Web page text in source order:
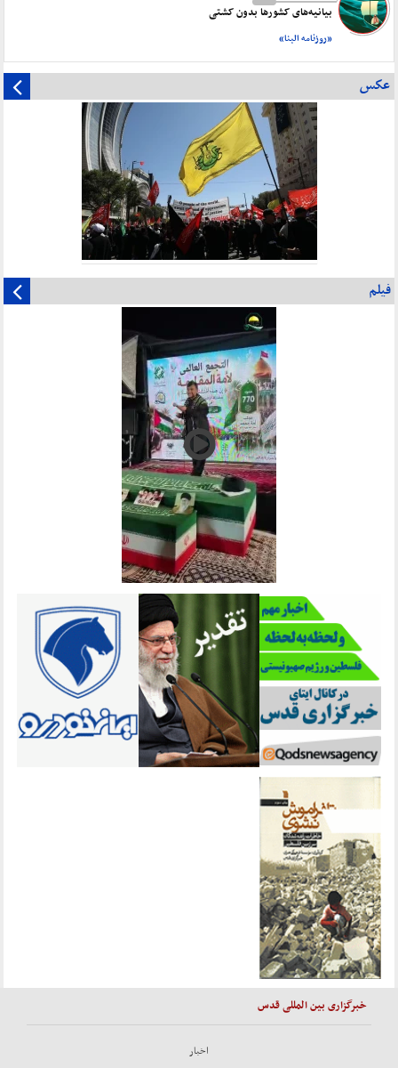
بیانیه‌های کشورها بدون کشتی
«روزنامه البنا»
عکس
فیلم
خبرگزاری بین المللی قدس
اخبار